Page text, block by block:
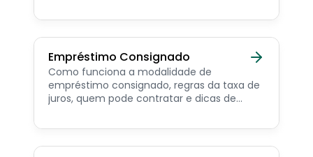
pensionista e beneficiários de programas
Empréstimo Consignado
Como funciona a modalidade de
empréstimo consignado, regras da taxa de
juros, quem pode contratar e dicas de